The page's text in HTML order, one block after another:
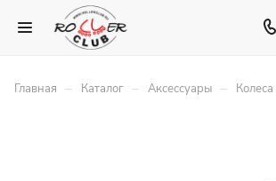
Главная – Каталог – Аксессуары – Колеса